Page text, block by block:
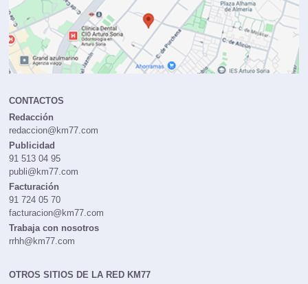
CONTACTOS
Redacción
redaccion@km77.com
Publicidad
91 513 04 95
publi@km77.com
Facturación
91 724 05 70
facturacion@km77.com
Trabaja con nosotros
rrhh@km77.com
OTROS SITIOS DE LA RED KM77